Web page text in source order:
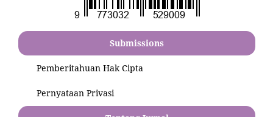
Submissions
Pemberitahuan Hak Cipta
Pernyataan Privasi